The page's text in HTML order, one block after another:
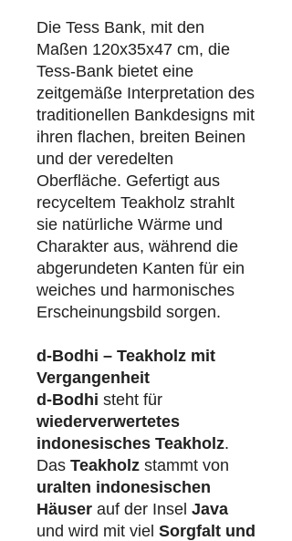
Die Tess Bank, mit den
Maßen 120x35x47 cm, die
Tess-Bank bietet eine
zeitgemäße Interpretation des
traditionellen Bankdesigns mit
ihren flachen, breiten Beinen
und der veredelten
Oberfläche. Gefertigt aus
recyceltem Teakholz strahlt
sie natürliche Wärme und
Charakter aus, während die
abgerundeten Kanten für ein
weiches und harmonisches
Erscheinungsbild sorgen.
d-Bodhi – Teakholz mit
Vergangenheit
d-Bodhi steht für
wiederverwertetes
indonesisches Teakholz.
Das Teakholz stammt von
uralten indonesischen
Häuser auf der Insel Java
und wird mit viel Sorgfalt und